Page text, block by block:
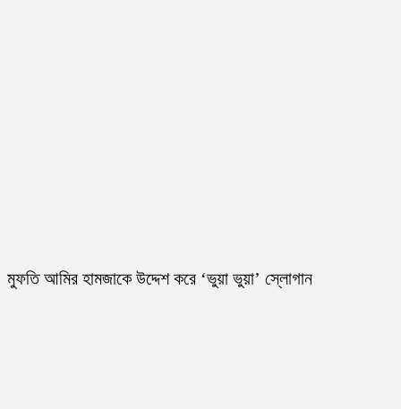
মুফতি আমির হামজাকে উদ্দেশ করে ‘ভুয়া ভুয়া’ স্লোগান